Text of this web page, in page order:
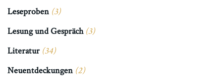
Leseproben (3)
Lesung und Gespräch(3)
Literatur(34)
Neuentdeckungen (2)